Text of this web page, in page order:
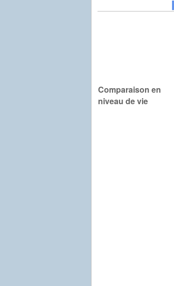
Comparaison en
niveau de vie